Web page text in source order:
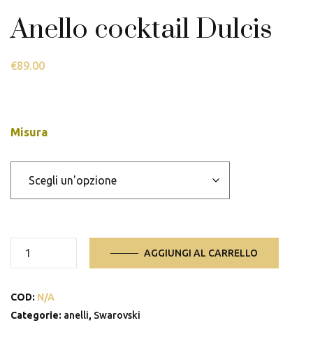
Anello cocktail Dulcis
€89.00
Misura
Anello
quantità
AGGIUNGI AL CARRELLO
COD: N/A
Categorie: anelli, Swarovski